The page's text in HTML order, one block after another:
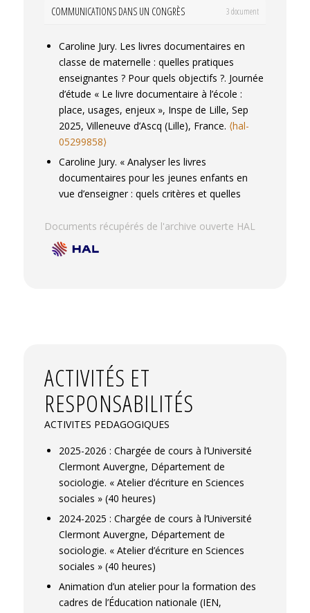
COMMUNICATIONS DANS UN CONGRÈS 3 document
Caroline Jury. Les livres documentaires en
classe de maternelle : quelles pratiques
enseignantes ? Pour quels objectifs ?. Journée
d’étude « Le livre documentaire à l’école :
place, usages, enjeux », Inspe de Lille, Sep
2025, Villeneuve d’Ascq (Lille), France. ⟨hal-
05299858⟩
Caroline Jury. « Analyser les livres
documentaires pour les jeunes enfants en
vue d’enseigner : quels critères et quelles
« Le livre jeunesse au service des
apprentissages : quelles méthodologies ? »
ACFAS, May 2025, Montréal, France.
2024, Arras, France.
Documents récupérés de l'archive ouverte HAL
ACTIVITÉS ET
RESPONSABILITÉS
ACTIVITES PEDAGOGIQUES
2025-2026 : Chargée de cours à l’Université
Clermont Auvergne, Département de
sociologie. « Atelier d’écriture en Sciences
sociales » (40 heures)
2024-2025 : Chargée de cours à l’Université
Clermont Auvergne, Département de
sociologie. « Atelier d’écriture en Sciences
sociales » (40 heures)
Animation d’un atelier pour la formation des
cadres de l’Éducation nationale (IEN,